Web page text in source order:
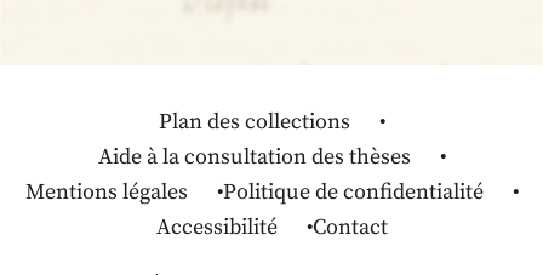
Plan des collections
Aide à la consultation des thèses
Mentions légales
Politique de confidentialité
Accessibilité
Contact